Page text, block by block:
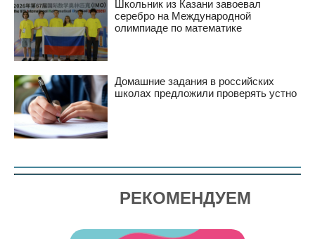
Школьник из Казани завоевал
серебро на Международной
олимпиаде по математике
Домашние задания в российских
школах предложили проверять устно
РЕКОМЕНДУЕМ